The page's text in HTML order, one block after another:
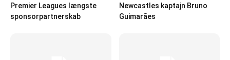
Premier Leagues længste
sponsorpartnerskab
Newcastles kaptajn Bruno
Guimarães